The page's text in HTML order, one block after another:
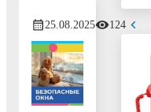
25.08.2025 124